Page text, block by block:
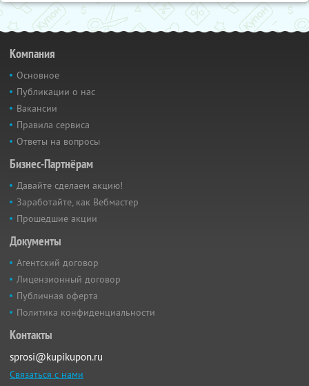
Компания
Основное
Публикации о нас
Вакансии
Правила сервиса
Ответы на вопросы
Бизнес-Партнёрам
Давайте сделаем акцию!
Заработайте, как Вебмастер
Прошедшие акции
Документы
Агентский договор
Лицензионный договор
Публичная оферта
Политика конфиденциальности
Контакты
sprosi@kupikupon.ru
Связаться с нами